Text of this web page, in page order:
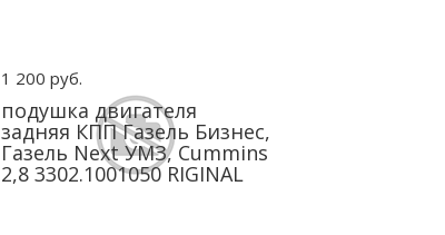
1 200 руб.
подушка двигателя
задняя КПП Газель Бизнес,
Газель Next УМЗ, Cummins
2,8 3302.1001050 RIGINAL